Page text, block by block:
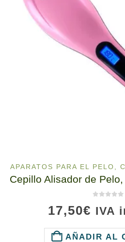
APARATOS PARA EL PELO
17,50€ IVA
AÑADIR AL